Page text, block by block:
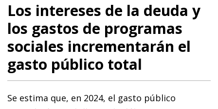
Los intereses de la deuda y
los gastos de programas
sociales incrementarán el
gasto público total
Se estima que, en 2024, el gasto público